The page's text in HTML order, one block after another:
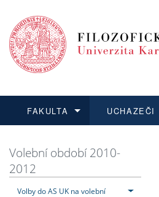
FAKULTA
Dozvědět se více
UCHAZEČI
Podat přihlášku
Dozvědět se více
Dozvědět se více
Dozvědět se více
Volební období 2010-
2012
Volby do AS UK na volební